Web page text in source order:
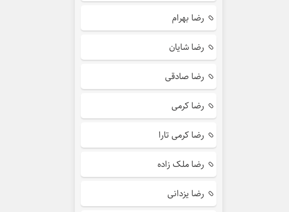
رضا بهرام
رضا شایان
رضا صادقی
رضا کرمی
رضا کرمی تارا
رضا ملک زاده
رضا یزدانی